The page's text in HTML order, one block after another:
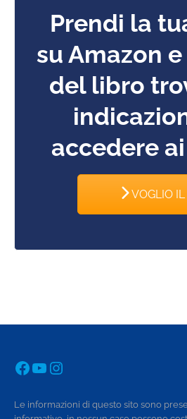
Prendi la
su Amazon
del libro
accedere
VOGLIO IL
Facebook
YouTube
Instagram
Le informazioni di questo sito sono